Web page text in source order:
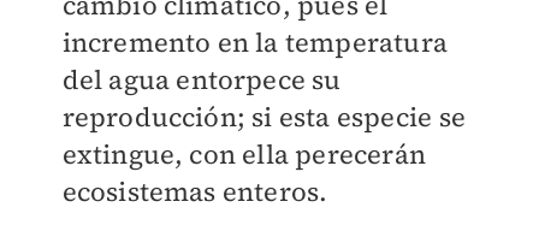
incremento en la temperatura
del agua entorpece su
reproducción; si esta especie se
extingue, con ella perecerán
ecosistemas enteros.